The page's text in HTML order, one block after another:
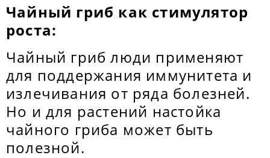
Чайный гриб как стимулятор
роста:
Чайный гриб люди применяют
для поддержания иммунитета и
излечивания от ряда болезней.
Но и для растений настойка
чайного гриба может быть
полезной.